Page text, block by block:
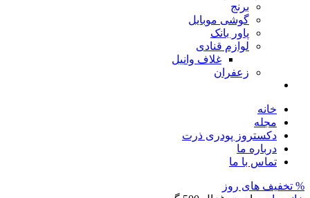
برنج
گوشی موبایل
پاور بانک
لوازم قنادی
غلاف وانیل
زعفران
خانه
مجله
دکستروز پودری ذرت
درباره ما
تماس با ما
% تخفیف های روز